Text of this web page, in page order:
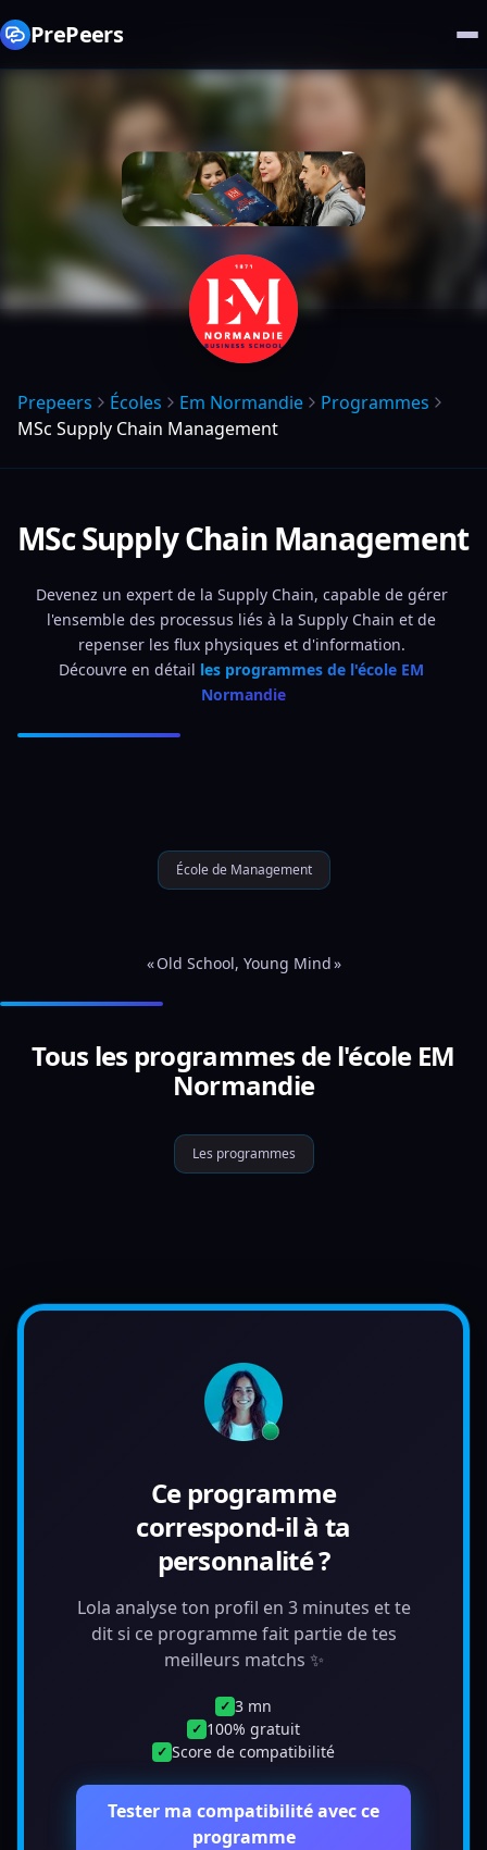
PrePeers
Prepeers Écoles Em Normandie
Programmes
MSc Supply Chain Management
MSc Supply Chain Management
Devenez un expert de la Supply Chain, capable de gérer
l'ensemble des processus liés à la Supply Chain et de
repenser les flux physiques et d'information.
Découvre en détail les programmes de l'école EM
Normandie
École de Management
« Old School, Young Mind »
Tous les programmes de l'école EM
Normandie
Les programmes
Ce programme
correspond-il à ta
personnalité ?
Lola analyse ton profil en 3 minutes et te
dit si ce programme fait partie de tes
meilleurs matchs ✨
✓ 3 mn
✓ 100% gratuit
✓ Score de compatibilité
Tester ma compatibilité avec ce
programme